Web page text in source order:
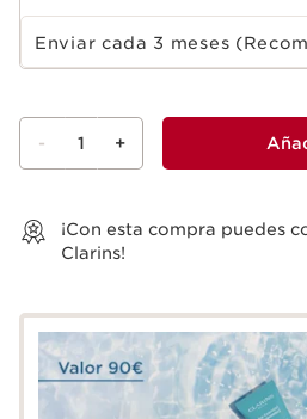
Select subscription period
Enviar cada 3 meses
- 1 +
¡Con esta compra puedes
Clarins!